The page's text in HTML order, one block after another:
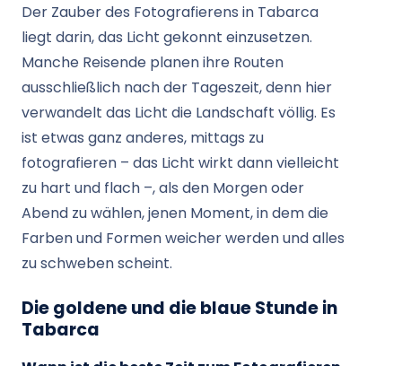
Der Zauber des Fotografierens in Tabarca
liegt darin, das Licht gekonnt einzusetzen.
Manche Reisende planen ihre Routen
ausschließlich nach der Tageszeit, denn hier
verwandelt das Licht die Landschaft völlig. Es
ist etwas ganz anderes, mittags zu
fotografieren – das Licht wirkt dann vielleicht
zu hart und flach –, als den Morgen oder
Abend zu wählen, jenen Moment, in dem die
Farben und Formen weicher werden und alles
zu schweben scheint.
Die goldene und die blaue Stunde in
Tabarca